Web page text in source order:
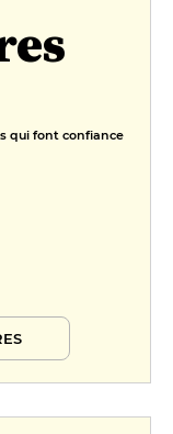
qui font confiance